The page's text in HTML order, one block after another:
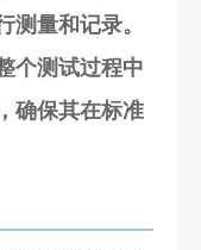
测量和记录。
个测试过程中
确保其在标准